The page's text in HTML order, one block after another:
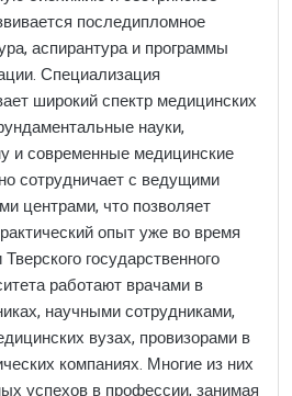
последипломное
аспирантура и программы
Специализация
широкий спектр медицинских
науки,
и современные медицинские
сотрудничает с ведущими
центрами, что позволяет
опыт уже во время
государственного
работают врачами в
научными сотрудниками,
вузах, провизорами в
компаниях. Многие из них
успехов в профессии, занимая